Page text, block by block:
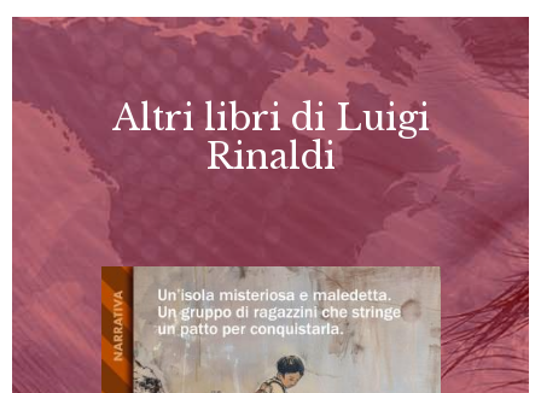
Altri libri di Luigi
Rinaldi